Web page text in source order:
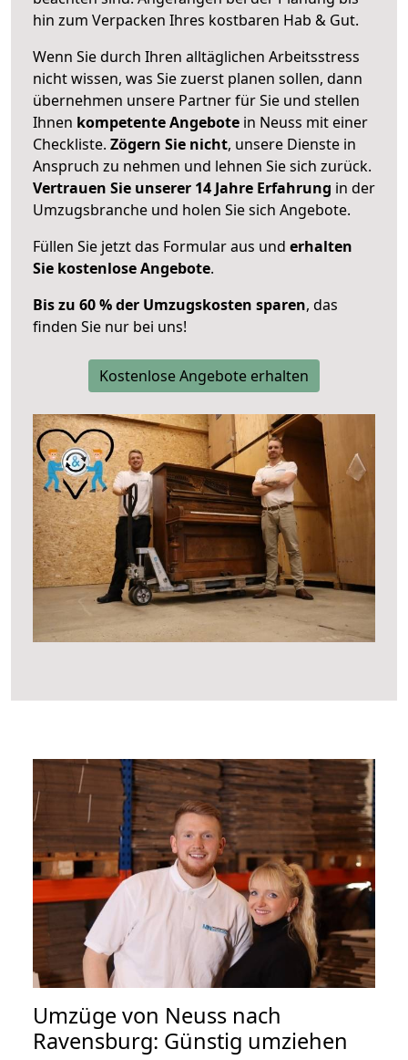
hin zum Verpacken Ihres kostbaren Hab & Gut.
Wenn Sie durch Ihren alltäglichen Arbeitsstress
nicht wissen, was Sie zuerst planen sollen, dann
übernehmen unsere Partner für Sie und stellen
Ihnen kompetente Angebote in Neuss mit einer
Checkliste. Zögern Sie nicht, unsere Dienste in
Anspruch zu nehmen und lehnen Sie sich zurück.
Vertrauen Sie unserer 14 Jahre Erfahrung in der
Umzugsbranche und holen Sie sich Angebote.
Füllen Sie jetzt das Formular aus und erhalten
Sie kostenlose Angebote.
Bis zu 60 % der Umzugskosten sparen, das
finden Sie nur bei uns!
Kostenlose Angebote erhalten
Umzüge von Neuss nach
Ravensburg: Günstig umziehen